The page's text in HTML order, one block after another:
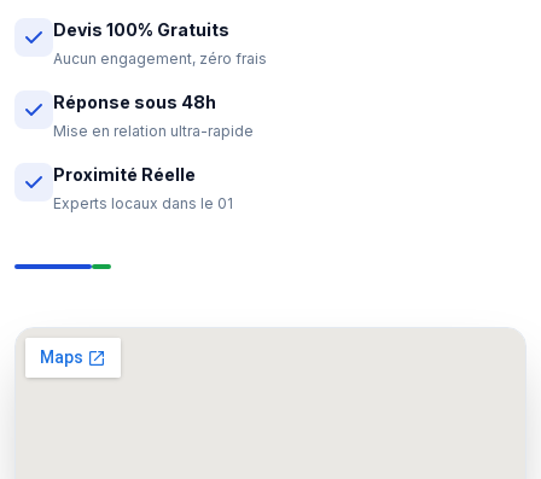
Devis 100% Gratuits
Aucun engagement, zéro frais
Réponse sous 48h
Mise en relation ultra-rapide
Proximité Réelle
Experts locaux dans le 01